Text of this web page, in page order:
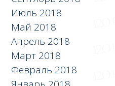
Июль 2018
Май 2018
Апрель 2018
Март 2018
Февраль 2018